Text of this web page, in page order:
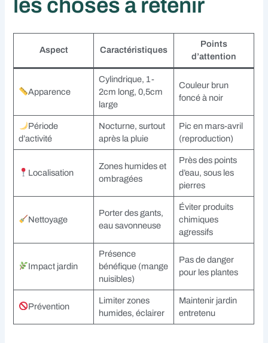
les choses à retenir
Aspect Caractéristiques
Points
d’attention
Apparence
Cylindrique, 1-
2cm long, 0,5cm
large
Couleur brun
foncé à noir
Période
d’activité
Nocturne, surtout
après la pluie
Pic en mars-avril
(reproduction)
Localisation
Zones humides et
ombragées
Près des points
d’eau, sous les
pierres
Nettoyage
Porter des gants,
eau savonneuse
Éviter produits
chimiques
agressifs
Impact jardin
Présence
bénéfique (mange
nuisibles)
Pas de danger
pour les plantes
Prévention
Limiter zones
humides, éclairer
Maintenir jardin
entretenu